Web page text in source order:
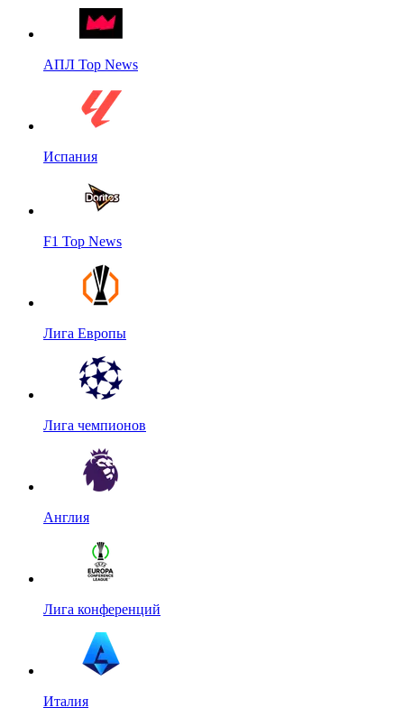
АПЛ Top News
Испания
F1 Top News
Лига Европы
Лига чемпионов
Англия
Лига конференций
Италия